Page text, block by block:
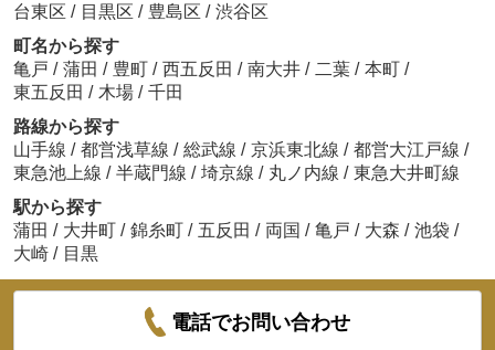
台東区 / 目黒区 / 豊島区 / 渋谷区
町名から探す
亀戸 / 蒲田 / 豊町 / 西五反田 / 南大井 / 二葉 / 本町 /
東五反田 / 木場 / 千田
路線から探す
山手線 / 都営浅草線 / 総武線 / 京浜東北線 / 都営大江戸線 /
東急池上線 / 半蔵門線 / 埼京線 / 丸ノ内線 / 東急大井町線
駅から探す
蒲田 / 大井町 / 錦糸町 / 五反田 / 両国 / 亀戸 / 大森 / 池袋 /
大崎 / 目黒
電話でお問い合わせ